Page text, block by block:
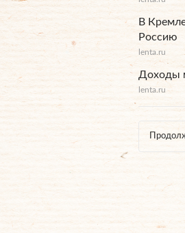
В
Россию
lenta.ru
Доходы
lenta.ru